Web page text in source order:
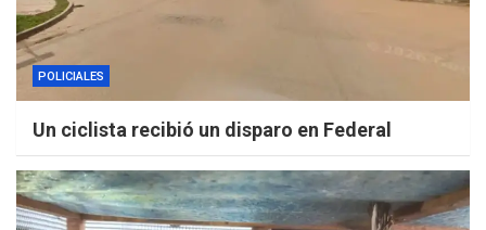
POLICIALES
Un ciclista recibió un disparo en Federal